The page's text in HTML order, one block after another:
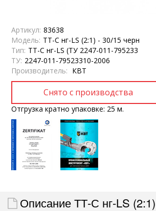
Артикул: 83638
Модель: ТТ-С нг-LS (2:1) - 30/15 черн
Тип: ТТ-С нг-LS (ТУ 2247-011-795233
ТУ: 2247-011-79523310-2006
Производитель: КВТ
Отгрузка кратно упаковке: 25 м.
Описание ТТ-С нг-LS